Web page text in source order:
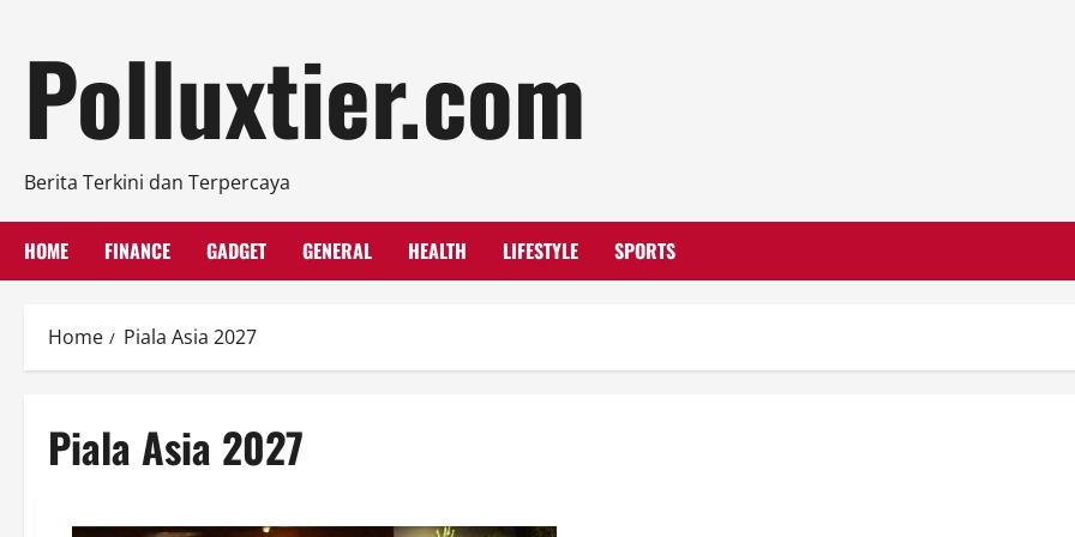
content
Polluxtier.com
Berita Terkini dan Terpercaya
HOME FINANCE GADGET GENERAL HEALTH LIFESTYLE SPORTS
Home Piala Asia 2027
Piala Asia 2027